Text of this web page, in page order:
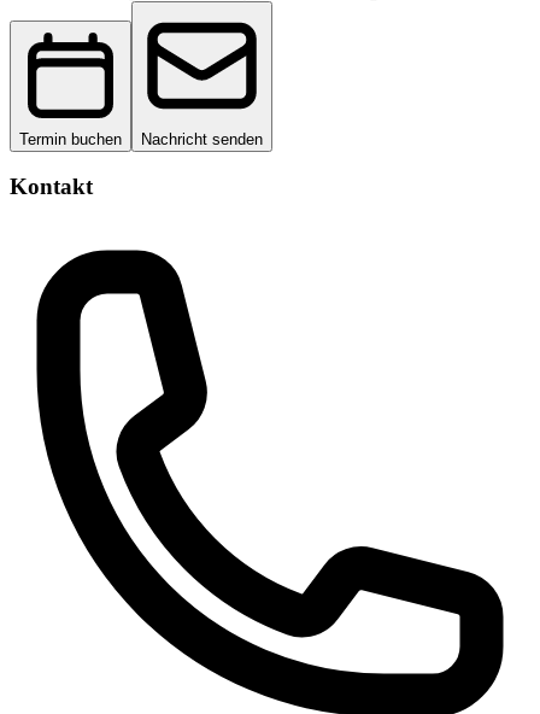
Termin buchen Nachricht senden
Kontakt